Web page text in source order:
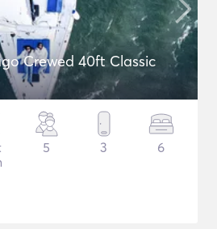
Crewed 40ft Classic
5 3 6